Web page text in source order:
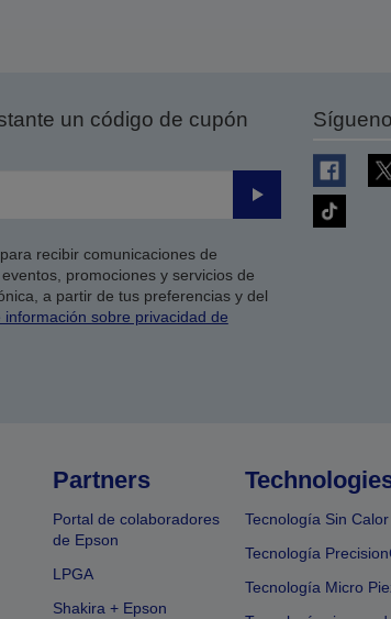
un código de cupón
Enviar
recibir comunicaciones de
promociones y servicios de
a partir de tus preferencias y del
información sobre privacidad de
Partners
Portal de colaboradores
de Epson
LPGA
Shakira + Epson
Tecnología Sin Calor
Tecnología
Tecnología Micro